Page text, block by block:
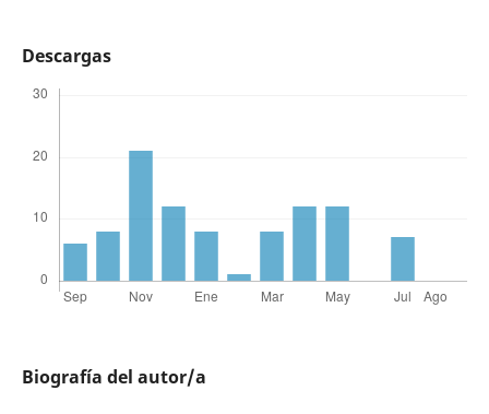
Descargas
Biografía del autor/a